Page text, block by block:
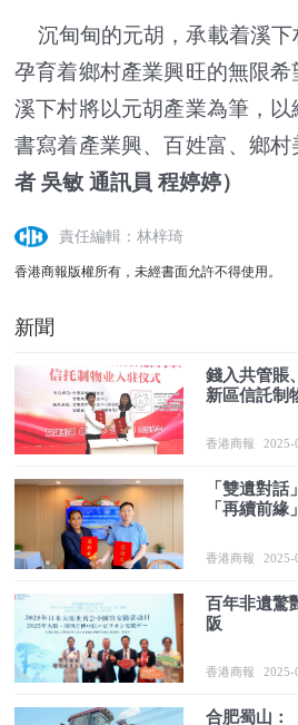
沉甸甸的元胡，承載着溪下
孕育着鄉村產業興旺的無限
溪下村將以元胡產業為筆，
書寫着產業興、百姓富、鄉村
者 吳敏 通訊員 程婷婷）
責任編輯：林梓琦
香港商報版權所有，未經書面允許不得使用。
新聞
錢入共管賬
新區信託制
香港商報 2025-
「雙遺對話」啟新
「再續前緣」
香港商報 2025-
百年非遺驚艷世博 祁
阪
香港商報 2025-
合肥蜀山：